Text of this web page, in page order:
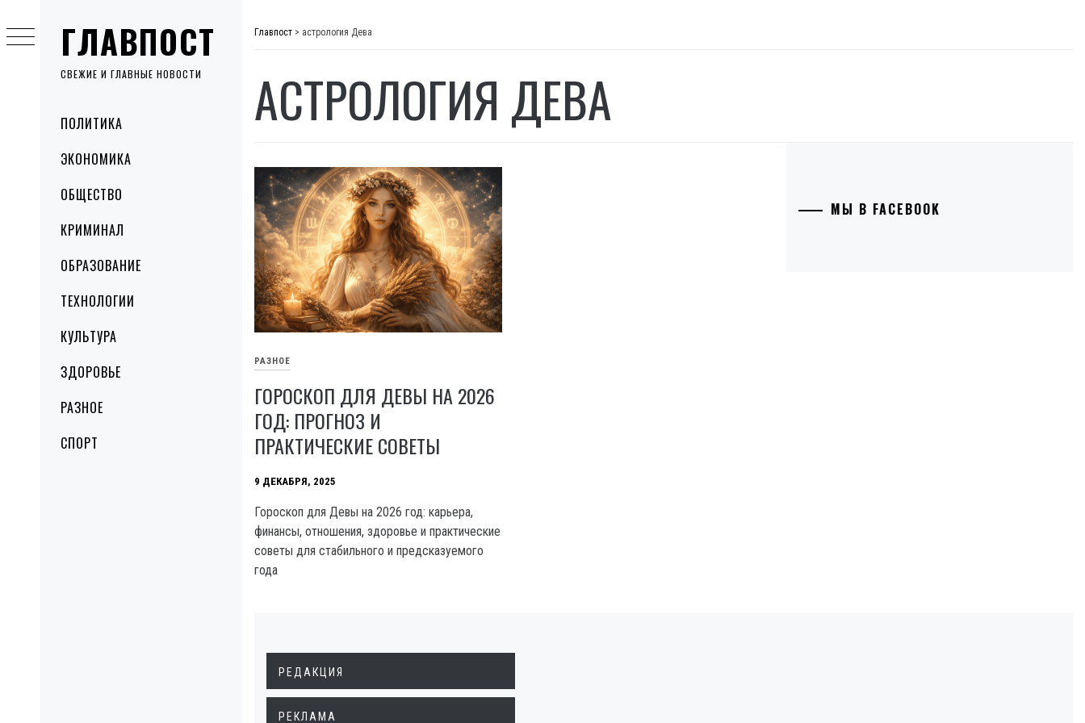
ГЛАВПОСТ
СВЕЖИЕ И ГЛАВНЫЕ НОВОСТИ
MenuПОЛИТИКА
ЭКОНОМИКА
ОБЩЕСТВО
КРИМИНАЛ
ОБРАЗОВАНИЕ
ТЕХНОЛОГИИ
КУЛЬТУРА
ЗДОРОВЬЕ
РАЗНОЕ
СПОРТ
to
content
Главпост > астрология Дева
АСТРОЛОГИЯ ДЕВА
РАЗНОЕ
ГОРОСКОП ДЛЯ ДЕВЫ НА 2026
ГОД: ПРОГНОЗ И
ПРАКТИЧЕСКИЕ СОВЕТЫ
9 ДЕКАБРЯ, 2025
Гороскоп для Девы на 2026 год: карьера,
финансы, отношения, здоровье и практические
советы для стабильного и предсказуемого
года
МЫ В FACEBOOK
РЕДАКЦИЯ
РЕКЛАМА